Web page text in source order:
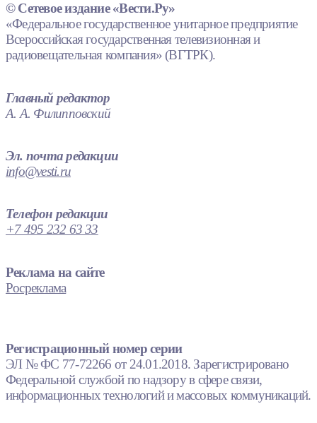
© Сетевое издание «Вести.Ру»
«Федеральное государственное унитарное предприятие
Всероссийская государственная телевизионная и
радиовещательная компания» (ВГТРК).
Главный редактор
А. А. Филипповский
Эл. почта редакции
info@vesti.ru
Телефон редакции
+7 495 232 63 33
Реклама на сайте
Росреклама
Регистрационный номер серии
ЭЛ № ФС 77-72266 от 24.01.2018. Зарегистрировано
Федеральной службой по надзору в сфере связи,
информационных технологий и массовых коммуникаций.